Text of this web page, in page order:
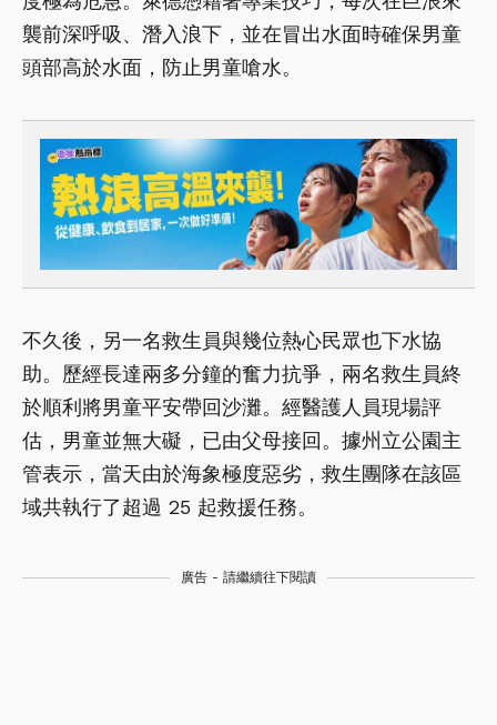
襲前深呼吸、潛入浪下，並在冒出水面時確保男童
頭部高於水面，防止男童嗆水。
不久後，另一名救生員與幾位熱心民眾也下水協
助。歷經長達兩多分鐘的奮力抗爭，兩名救生員終
於順利將男童平安帶回沙灘。經醫護人員現場評
估，男童並無大礙，已由父母接回。據州立公園主
管表示，當天由於海象極度惡劣，救生團隊在該區
域共執行了超過 25 起救援任務。
廣告 - 請繼續往下閱讀